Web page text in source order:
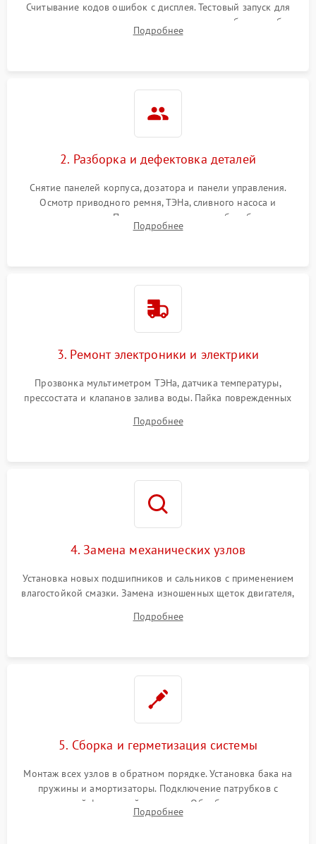
Считывание кодов ошибок с дисплея. Тестовый запуск для
выявления посторонних шумов, протечек или сбоев в работе
электронного модуля управления.
Подробнее
2. Разборка и дефектовка деталей
Снятие панелей корпуса, дозатора и панели управления.
Осмотр приводного ремня, ТЭНа, сливного насоса и
амортизаторов. Проверка подшипников барабана и
крестовины на износ, а манжеты люка на разрывы.
Подробнее
3. Ремонт электроники и электрики
Прозвонка мультиметром ТЭНа, датчика температуры,
прессостата и клапанов залива воды. Пайка поврежденных
Восстановление целостности проводки и контактов.
Подробнее
4. Замена механических узлов
Установка новых подшипников и сальников с применением
влагостойкой смазки. Замена изношенных щеток двигателя,
или поврежденной резиновой манжеты.
Подробнее
5. Сборка и герметизация системы
Монтаж всех узлов в обратном порядке. Установка бака на
пружины и амортизаторы. Подключение патрубков с
надежной фиксацией хомутами. Обработка стыков
герметиком для предотвращения возможных протечек воды.
Подробнее